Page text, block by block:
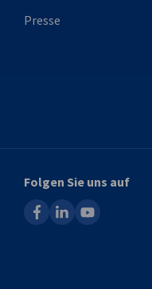
Presse
Folgen Sie uns auf
facebooklinkedinyoutube